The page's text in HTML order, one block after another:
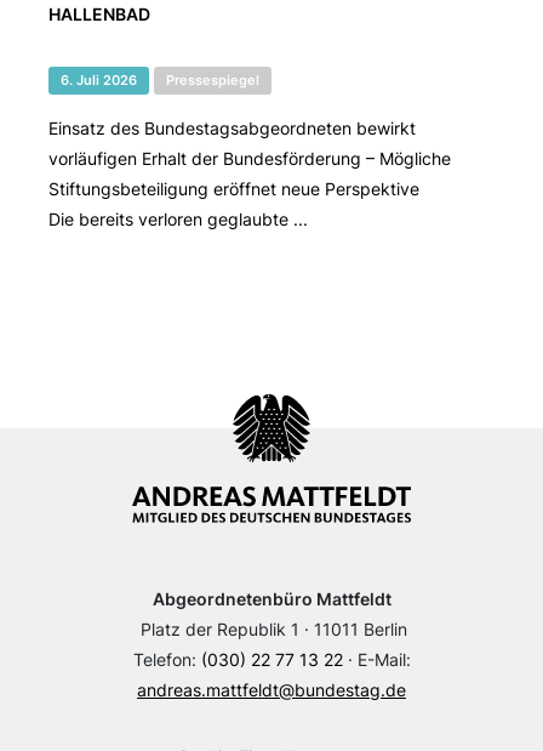
HALLENBAD
6. Juli 2026 Pressespiegel
Einsatz des Bundestagsabgeordneten bewirkt
vorläufigen Erhalt der Bundesförderung – Mögliche
Stiftungsbeteiligung eröffnet neue Perspektive
Die bereits verloren geglaubte ...
Abgeordnetenbüro Mattfeldt
Platz der Republik 1 · 11011 Berlin
Telefon: (030) 22 77 13 22· E-Mail:
andreas.mattfeldt@bundestag.de